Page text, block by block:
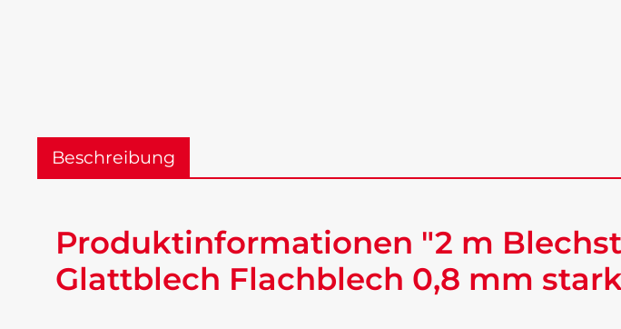
Beschreibung
Produktinformationen "2 m
Glattblech Flachblech 0,8 mm